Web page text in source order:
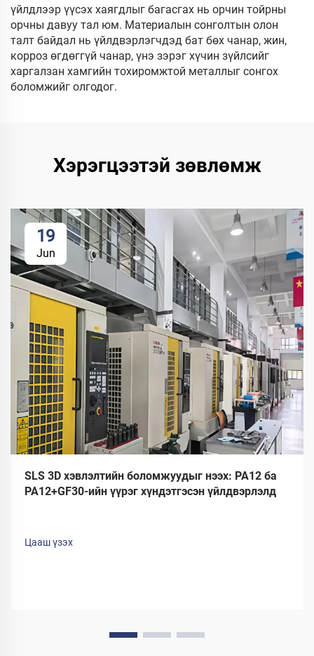
үйлдлээр үүсэх хаягдлыг багасгах нь орчин тойрны
орчны давуу тал юм. Материалын сонголтын олон
талт байдал нь үйлдвэрлэгчдэд бат бөх чанар, жин,
корроз өгдөггүй чанар, үнэ зэрэг хүчин зүйлсийг
харгалзан хамгийн тохиромжтой металлыг сонгох
боломжийг олгодог.
Хэрэгцээтэй зөвлөмж
19
Jun
SLS 3D хэвлэлтийн боломжуудыг нээх: PA12 ба
PA12+GF30-ийн үүрэг хүндэтгэсэн үйлдвэрлэлд
Цааш үзэх